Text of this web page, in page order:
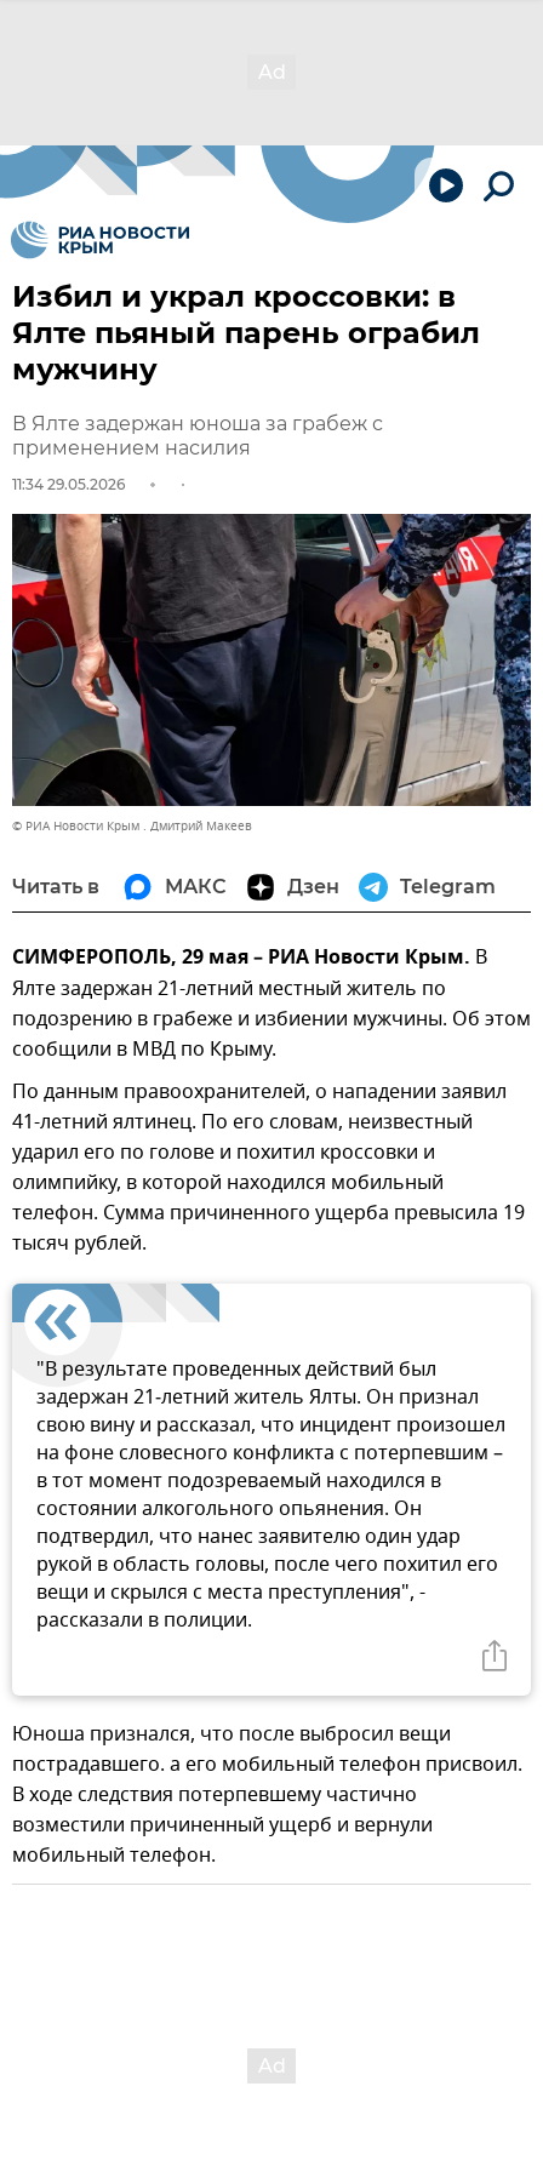
Избил и украл кроссовки: в
Ялте пьяный парень ограбил
мужчину
В Ялте задержан юноша за грабеж с
применением насилия
11:34 29.05.2026
© РИА Новости Крым . Дмитрий Макеев
Читать в МАКС Дзен Telegram
СИМФЕРОПОЛЬ, 29 мая – РИА Новости Крым. В
Ялте задержан 21-летний местный житель по
подозрению в грабеже и избиении мужчины. Об этом
сообщили в МВД по Крыму.
По данным правоохранителей, о нападении заявил
41-летний ялтинец. По его словам, неизвестный
ударил его по голове и похитил кроссовки и
олимпийку, в которой находился мобильный
телефон. Сумма причиненного ущерба превысила 19
тысяч рублей.
"В результате проведенных действий был
задержан 21‑летний житель Ялты. Он признал
свою вину и рассказал, что инцидент произошел
на фоне словесного конфликта с потерпевшим –
в тот момент подозреваемый находился в
состоянии алкогольного опьянения. Он
подтвердил, что нанес заявителю один удар
рукой в область головы, после чего похитил его
вещи и скрылся с места преступления", -
рассказали в полиции.
Юноша признался, что после выбросил вещи
пострадавшего. а его мобильный телефон присвоил.
В ходе следствия потерпевшему частично
возместили причиненный ущерб и вернули
мобильный телефон.